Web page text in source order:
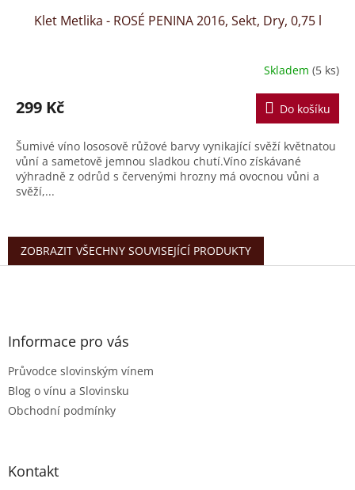
Klet Metlika - ROSÉ PENINA 2016, Sekt, Dry, 0,75 l
Skladem (5 ks)
299 Kč Do košíku
Šumivé víno lososově růžové barvy vynikající svěží květnatou
vůní a sametově jemnou sladkou chutí.Víno získávané
výhradně z odrůd s červenými hrozny má ovocnou vůni a
svěží,...
ZOBRAZIT VŠECHNY SOUVISEJÍCÍ PRODUKTY
Z
Informace pro vás
Průvodce slovinským vínem
Blog o vínu a Slovinsku
Obchodní podmínky
Kontakt